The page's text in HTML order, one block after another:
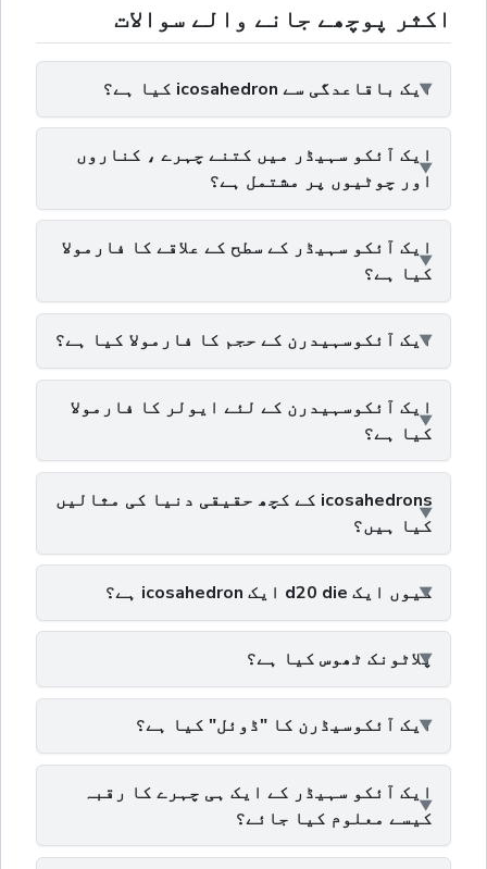
اکثر پوچھے جانے والے سوالات
ایک باقاعدگی سے icosahedron کیا ہے؟
ایک آئکو سہیڈر میں کتنے چہرے ، کناروں
اور چوٹیوں پر مشتمل ہے؟
ایک آئکو سہیڈر کے سطح کے علاقے کا فارمولا
کیا ہے؟
ایک آئکوسہیدرن کے حجم کا فارمولا کیا ہے؟
ایک آئکوسہیدرن کے لئے ایولر کا فارمولا
کیا ہے؟
icosahedrons کے کچھ حقیقی دنیا کی مثالیں
کیا ہیں؟
کیوں ایک d20 die ایک icosahedron ہے؟
پلاٹونک ٹھوس کیا ہے؟
ایک آئکوسیڈرن کا "ڈوئل" کیا ہے؟
ایک آئکو سہیڈر کے ایک ہی چہرے کا رقبہ
کیسے معلوم کیا جائے؟